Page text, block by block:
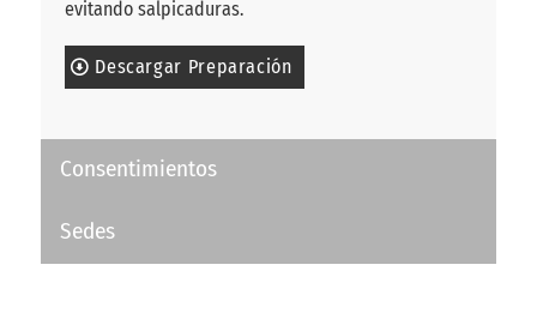
evitando salpicaduras.
Descargar Preparación
Consentimientos
Sedes